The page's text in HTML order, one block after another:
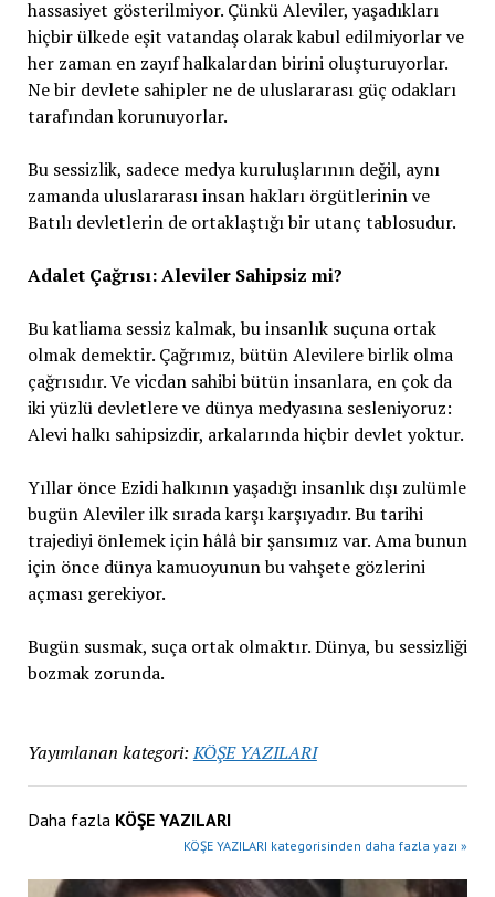
hassasiyet gösterilmiyor. Çünkü Aleviler, yaşadıkları
hiçbir ülkede eşit vatandaş olarak kabul edilmiyorlar ve
her zaman en zayıf halkalardan birini oluşturuyorlar.
Ne bir devlete sahipler ne de uluslararası güç odakları
tarafından korunuyorlar.
Bu sessizlik, sadece medya kuruluşlarının değil, aynı
zamanda uluslararası insan hakları örgütlerinin ve
Batılı devletlerin de ortaklaştığı bir utanç tablosudur.
Adalet Çağrısı: Aleviler Sahipsiz mi?
Bu katliama sessiz kalmak, bu insanlık suçuna ortak
olmak demektir. Çağrımız, bütün Alevilere birlik olma
çağrısıdır. Ve vicdan sahibi bütün insanlara, en çok da
iki yüzlü devletlere ve dünya medyasına sesleniyoruz:
Alevi halkı sahipsizdir, arkalarında hiçbir devlet yoktur.
Yıllar önce Ezidi halkının yaşadığı insanlık dışı zulümle
bugün Aleviler ilk sırada karşı karşıyadır. Bu tarihi
trajediyi önlemek için hâlâ bir şansımız var. Ama bunun
için önce dünya kamuoyunun bu vahşete gözlerini
açması gerekiyor.
Bugün susmak, suça ortak olmaktır. Dünya, bu sessizliği
bozmak zorunda.
Yayımlanan kategori: KÖŞE YAZILARI
Daha fazla KÖŞE YAZILARI
KÖŞE YAZILARI kategorisinden daha fazla yazı »